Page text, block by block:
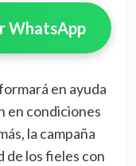
WhatsApp
en ayuda
en condiciones
la campaña
de los fieles con